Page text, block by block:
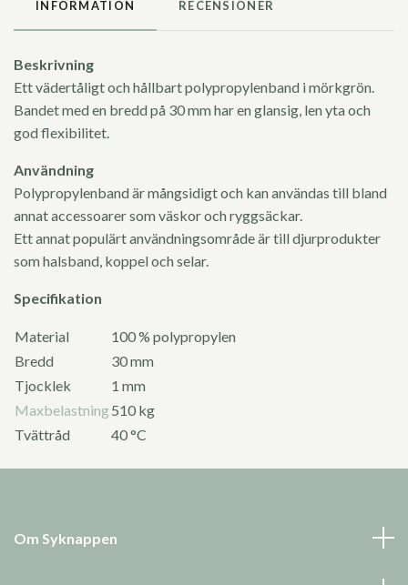
INFORMATION RECENSIONER
Beskrivning
Ett vädertåligt och hållbart polypropylenband i mörkgrön.
Bandet med en bredd på 30 mm har en glansig, len yta och
god flexibilitet.
Användning
Polypropylenband är mångsidigt och kan användas till bland
annat accessoarer som väskor och ryggsäckar.
Ett annat populärt användningsområde är till djurprodukter
som halsband, koppel och selar.
Specifikation
Material
100 % polypropylen
Bredd
30 mm
Tjocklek
1 mm
Maxbelastning510 kg
Tvättråd
40 °C
Om Syknappen